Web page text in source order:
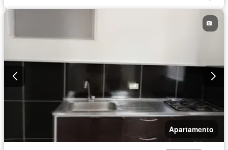
Apartamento